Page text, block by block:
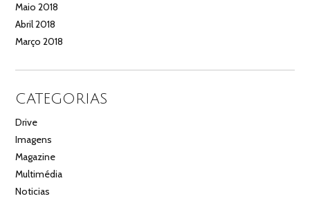
Maio 2018
Abril 2018
Março 2018
CATEGORIAS
Drive
Imagens
Magazine
Multimédia
Noticias